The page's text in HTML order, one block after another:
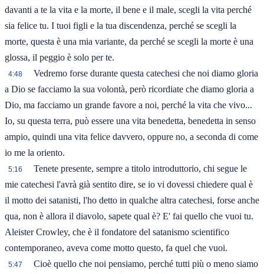
davanti a te la vita e la morte, il bene e il male, scegli la vita perché
sia felice tu. I tuoi figli e la tua discendenza, perché se scegli la
morte, questa è una mia variante, da perché se scegli la morte è una
glossa, il peggio è solo per te.
4:48
Vedremo forse durante questa catechesi che noi diamo gloria
a Dio se facciamo la sua volontà, però ricordiate che diamo gloria a
Dio, ma facciamo un grande favore a noi, perché la vita che vivo...
Io, su questa terra, può essere una vita benedetta, benedetta in senso
ampio, quindi una vita felice davvero, oppure no, a seconda di come
io me la oriento.
5:16
Tenete presente, sempre a titolo introduttorio, chi segue le
mie catechesi l'avrà già sentito dire, se io vi dovessi chiedere qual è
il motto dei satanisti, l'ho detto in qualche altra catechesi, forse anche
qua, non è allora il diavolo, sapete qual è? E' fai quello che vuoi tu.
Aleister Crowley, che è il fondatore del satanismo scientifico
contemporaneo, aveva come motto questo, fa quel che vuoi.
5:47
Cioè quello che noi pensiamo, perché tutti più o meno siamo